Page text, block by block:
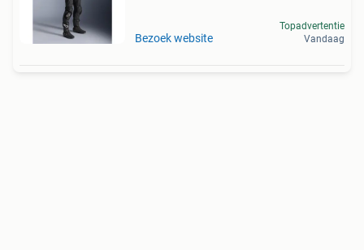
Bezoek website
Topadvertentie
Vandaag